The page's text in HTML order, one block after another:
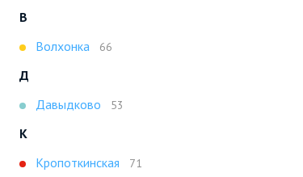
В
Волхонка
66
Д
Давыдково
53
К
Кропоткинская
71